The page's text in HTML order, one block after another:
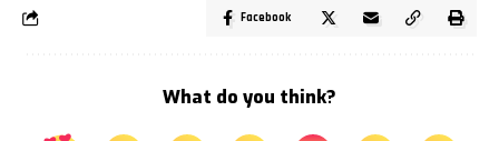
Facebook
What do you think?